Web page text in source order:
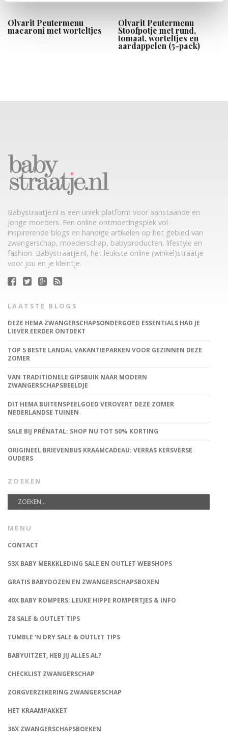
Olvarit Peutermenu
macaroni met worteltjes
Olvarit Peutermenu
Stoofpotje met rund,
tomaat, worteltjes en
aardappelen (5-pack)
Babystraatje.nl is een uniek platform voor aanstaande en
jonge moeders. Een online ontmoetingsplek vol
inspirerende blogs en handige artikelen op het gebied van
zwangerschap, moederschap, babyproducten, lifestyle en
fashion. Babystraatje.nl, het leukste online (winkel)straatje
voor jou en je kleintje.
LAATSTE BLOGS
DEZE HEMA ZWANGERSCHAPSONDERGOED ESSENTIALS HAD JE
LIEVER EERDER ONTDEKT
TOP 5 BESTE LANDAL VAKANTIEPARKEN VOOR GEZINNEN DEZE
ZOMER
VAN TRADITIONELE GIPSBUIK NAAR MODERN
ZWANGERSCHAPSBEELDJE
DIT HEMA BUITENSPEELGOED VEROVERT DEZE ZOMER
NEDERLANDSE TUINEN
SALE BIJ PRÉNATAL: SHOP NU TOT 50% KORTING
ORIGINEEL BRIEVENBUS KRAAMCADEAU: VERRAS KERSVERSE
OUDERS
ZOEKEN
MENU
CONTACT
53X BABY MERKKLEDING SALE EN OUTLET WEBSHOPS
GRATIS BABYDOZEN EN ZWANGERSCHAPSBOXEN
40X BABY ROMPERS: LEUKE HIPPE ROMPERTJES & INFO
Z8 SALE & OUTLET TIPS
TUMBLE ‘N DRY SALE & OUTLET TIPS
BABYUITZET, HEB JIJ ALLES AL?
CHECKLIST ZWANGERSCHAP
ZORGVERZEKERING ZWANGERSCHAP
HET KRAAMPAKKET
36X ZWANGERSCHAPSBOEKEN